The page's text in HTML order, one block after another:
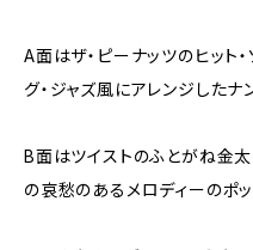
A面はザ・ピーナッツのヒット
グ・ジャズ風にアレンジしたナ
B面はツイストのふとがね金
の哀愁のあるメロディーのポッ